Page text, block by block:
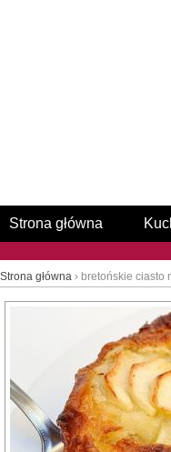
Strona główna
Strona główna › bretońskie ciasto